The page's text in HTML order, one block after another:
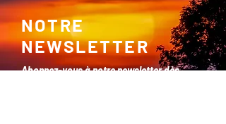
NOTRE
NEWSLETTER
Abonnez-vous à notre newsletter dès